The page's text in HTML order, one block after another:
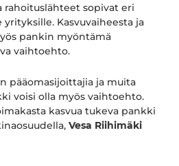
sopivat eri
yrityksille. Kasvuvaiheesta ja
pankin myöntämä
vaihtoehto.
pääomasijoittajia ja muita
voisi olla myös vaihtoehto.
kasvua tukeva pankki
Vesa Riihimäki